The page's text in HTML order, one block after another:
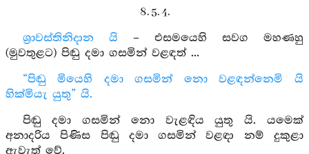
8. 5. 4.
ශ්‍රාවස්තිනිදාන යි – එසමයෙහි සවග මහණහු
(මුවතුළට) පිඬු දමා ගසමින් වළඳත් ...
“පිඬු මියෙහි දමා ගසමින් නො වළඳන්නෙමි යි
හික්මියැ යුතු” යි.
පිඬු දමා ගසමින් නො වැළඳිය යුතු යි. යමෙක්
අනාදරිය පිණිස පිඬු දමා ගසමින් වළඳා නම් දුකුළා
ඇවැත් වේ.